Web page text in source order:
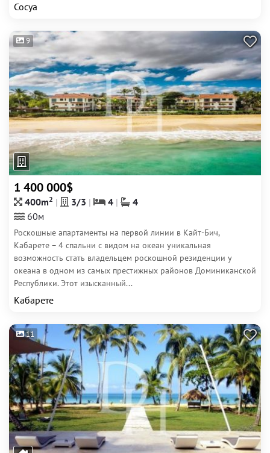
Сосуа
9
1 400 000$
400m2 3/3 4
4
60м
Роскошные апартаменты на первой линии в Кайт-Бич,
Кабарете – 4 спальни с видом на океан уникальная
возможность стать владельцем роскошной резиденции у
океана в одном из самых престижных районов Доминиканской
Республики. Этот изысканный...
Кабарете
11